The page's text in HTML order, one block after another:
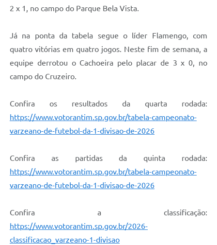
Manual para arquivo de remessa – NFSe
Legislação
IPTU Selo Verde
Notícias
Contato
2 x 1, no campo do Parque Bela Vista.
Já na ponta da tabela segue o líder Flamengo, com
quatro vitórias em quatro jogos. Neste fim de semana, a
equipe derrotou o Cachoeira pelo placar de 3 x 0, no
campo do Cruzeiro.
Confira os resultados da quarta rodada:
https://www.votorantim.sp.gov.br/tabela-campeonato-
varzeano-de-futebol-da-1-divisao-de-2026
Confira as partidas da quinta rodada:
https://www.votorantim.sp.gov.br/tabela-campeonato-
varzeano-de-futebol-da-1-divisao-de-2026
Confira a classificação:
https://www.votorantim.sp.gov.br/2026-
classificacao_varzeano-1-divisao